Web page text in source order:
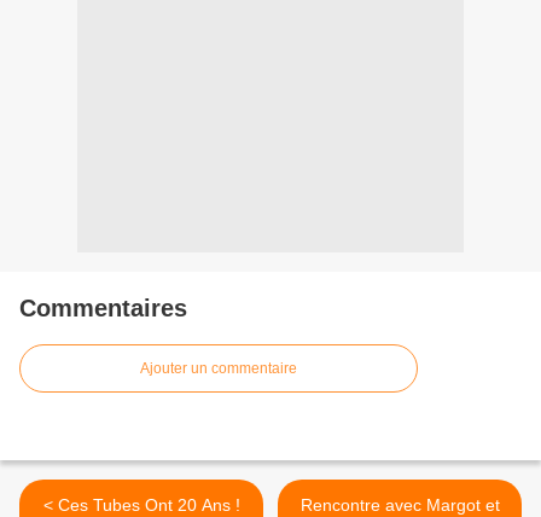
Commentaires
Ajouter un commentaire
< Ces Tubes Ont 20 Ans !
Rencontre avec Margot et